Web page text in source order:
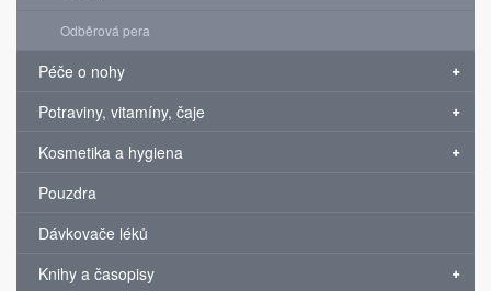
Odběrová pera
Péče o nohy
Potraviny, vitamíny, čaje
Kosmetika a hygiena
Pouzdra
Dávkovače léků
Knihy a časopisy